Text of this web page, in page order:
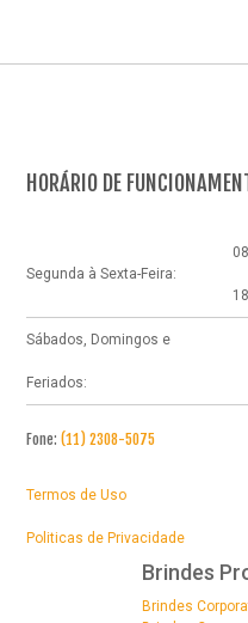
HORÁRIO DE
Segunda à Sexta-Feira:
Sábados, Domingos e
Feriados:
Fone: (11) 2308-5075
Termos de Uso
Politicas de Privacidade
Brindes
Brindes